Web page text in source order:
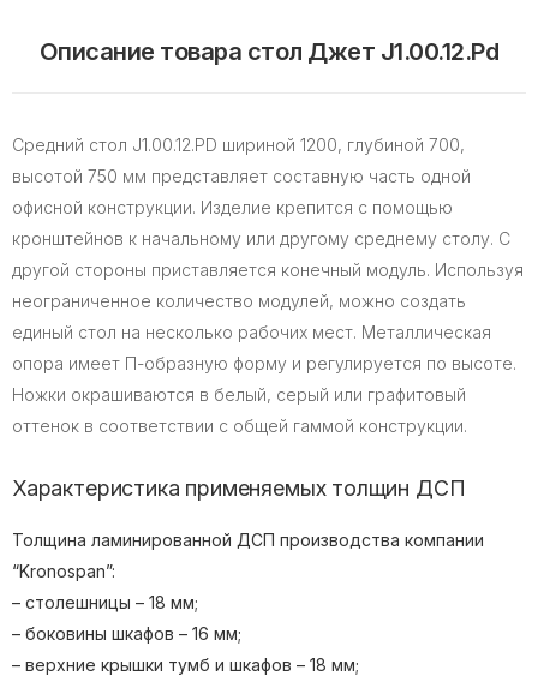
Описание товара стол Джет J1.00.12.Pd
Средний стол J1.00.12.РD шириной 1200, глубиной 700,
высотой 750 мм представляет составную часть одной
офисной конструкции. Изделие крепится с помощью
кронштейнов к начальному или другому среднему столу. С
другой стороны приставляется конечный модуль. Используя
неограниченное количество модулей, можно создать
единый стол на несколько рабочих мест. Металлическая
опора имеет П-образную форму и регулируется по высоте.
Ножки окрашиваются в белый, серый или графитовый
оттенок в соответствии с общей гаммой конструкции.
Характеристика применяемых толщин ДСП
Толщина ламинированной ДСП производства компании
“Kronospan”:
– столешницы – 18 мм;
– боковины шкафов – 16 мм;
– верхние крышки тумб и шкафов – 18 мм;